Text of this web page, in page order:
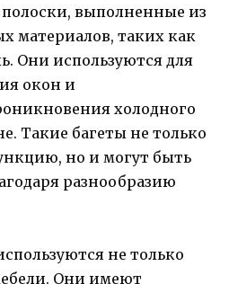
выполненные из
материалов, таких как
Они используются для
окон и
холодного
Такие багеты не только
но и могут быть
разнообразию
не только
Они имеют